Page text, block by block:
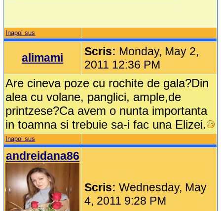
Inapoi sus
alimami Scris: Monday, May 2,
2011 12:36 PM
Are cineva poze cu rochite de gala?Din
alea cu volane, panglici, ample,de
printzese?Ca avem o nunta importanta
in toamna si trebuie sa-i fac una Elizei.
Inapoi sus
andreidana86
Scris:Wednesday, May
4, 2011 9:28 PM